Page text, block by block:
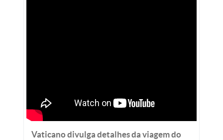
Vaticano divulga detalhes da viagem do